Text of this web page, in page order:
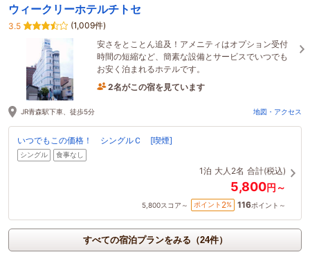
ウィークリーホテルチトセ
3.5
(1,009件)
安さをとことん追及！アメニティはオプション受付
時間の短縮など、簡素な設備とサービスでいつでも
お安く泊まれるホテルです。
2名がこの宿を見ています
JR青森駅下車、徒歩5分 地図・アクセス
いつでもこの価格！ シングルＣ [喫煙]
シングル 食事なし
1泊 大人2名 合計(税込)
5,800円～
5,800スコア～ ポイント 2% 116ポイント～
すべての宿泊プランをみる（24件）